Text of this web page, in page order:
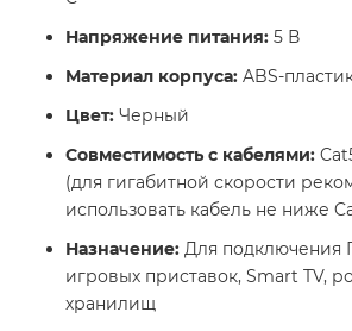
Напряжение питания: 5 В
Материал корпуса: ABS-
Цвет: Черный
Совместимость с кабелями:
(для гигабитной скорости
использовать кабель не ниже
Назначение: Для подключения
игровых приставок, Smart TV,
хранилищ